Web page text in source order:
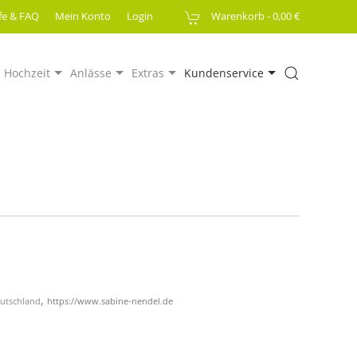
& FAQ Mein Konto Login Warenkorb -0,00 €
Hochzeit Anlässe Extras Kundenservice
, https://www.sabine-nendel.de